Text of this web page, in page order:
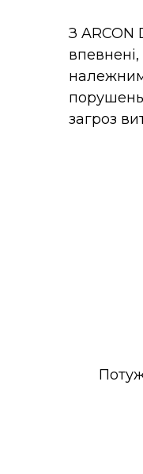
З ARCON
порушень
загроз